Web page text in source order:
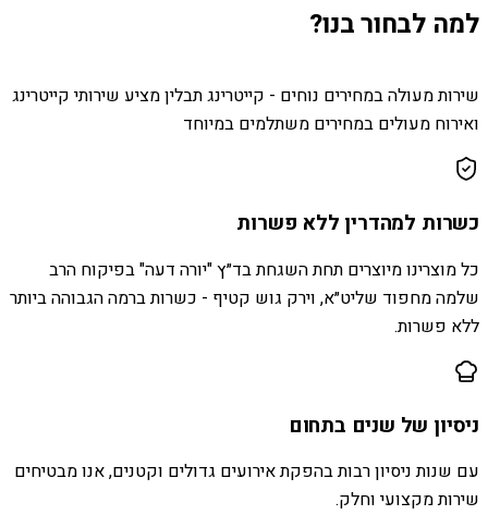
למה לבחור בנו?
שירות מעולה במחירים נוחים - קייטרינג תבלין מציע שירותי קייטרינג
ואירוח מעולים במחירים משתלמים במיוחד
כשרות למהדרין ללא פשרות
כל מוצרינו מיוצרים תחת השגחת בד״ץ "יורה דעה" בפיקוח הרב
שלמה מחפוד שליט״א, וירק גוש קטיף - כשרות ברמה הגבוהה ביותר
ללא פשרות.
ניסיון של שנים בתחום
עם שנות ניסיון רבות בהפקת אירועים גדולים וקטנים, אנו מבטיחים
שירות מקצועי וחלק.